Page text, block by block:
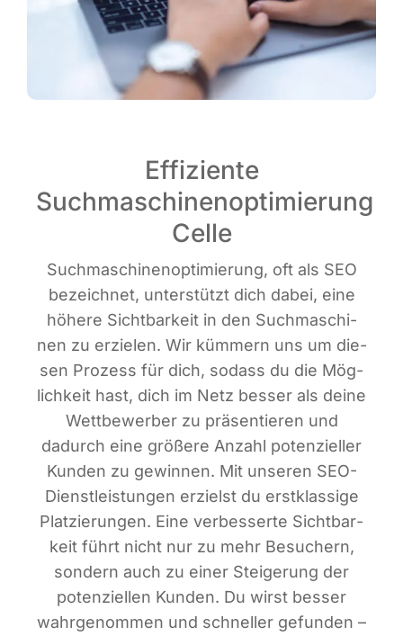
Effiziente
Suchmaschinenoptimierung
Celle
Such­ma­schi­nen­op­ti­mie­rung, oft als SEO
bezeich­net, unter­stützt dich dabei, eine
höhe­re Sicht­bar­keit in den Such­ma­schi­
nen zu erzie­len. Wir küm­mern uns um die­
sen Pro­zess für dich, sodass du die Mög­
lich­keit hast, dich im Netz bes­ser als dei­ne
Wett­be­wer­ber zu prä­sen­tie­ren und
dadurch eine grö­ße­re Anzahl poten­zi­el­ler
Kun­den zu gewin­nen. Mit unse­ren SEO-
Dienst­leis­tun­gen erzielst du erst­klas­si­ge
Plat­zie­run­gen. Eine ver­bes­ser­te Sicht­bar­
keit führt nicht nur zu mehr Besu­chern,
son­dern auch zu einer Stei­ge­rung der
poten­zi­el­len Kun­den. Du wirst bes­ser
wahr­ge­nom­men und schnel­ler gefun­den –